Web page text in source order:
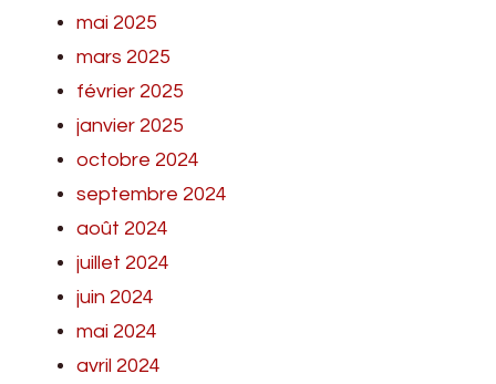
mai 2025
mars 2025
février 2025
janvier 2025
octobre 2024
septembre 2024
août 2024
juillet 2024
juin 2024
mai 2024
avril 2024